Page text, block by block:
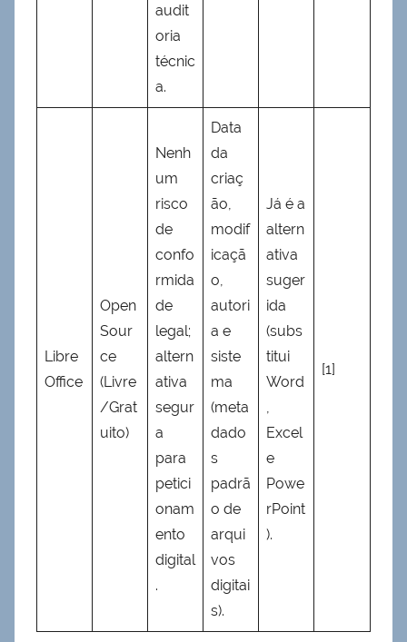
audit
oria
técnic
a.
Libre
Office
Open
Sour
ce
(Livre
/Grat
uito)
Nenh
um
risco
de
confo
rmida
de
legal;
altern
ativa
segur
a
para
petici
onam
ento
digital
.
Data
da
criaç
ão,
modif
icaçã
o,
autori
a e
siste
ma
(meta
dado
s
padrã
o de
arqui
vos
digitai
s).
Já é a
altern
ativa
suger
ida
(subs
titui
Word
Excel
e
Powe
rPoint
).
[1]